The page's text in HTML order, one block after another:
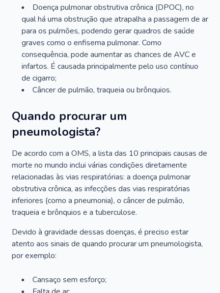
Doença pulmonar obstrutiva crônica (DPOC), no
qual há uma obstrução que atrapalha a passagem de ar
para os pulmões, podendo gerar quadros de saúde
graves como o enfisema pulmonar. Como
consequência, pode aumentar as chances de AVC e
infartos. É causada principalmente pelo uso contínuo
de cigarro;
Câncer de pulmão, traqueia ou brônquios.
Quando procurar um
pneumologista?
De acordo com a OMS, a lista das 10 principais causas de
morte no mundo inclui várias condições diretamente
relacionadas às vias respiratórias: a doença pulmonar
obstrutiva crônica, as infecções das vias respiratórias
inferiores (como a pneumonia), o câncer de pulmão,
traqueia e brônquios e a tuberculose.
Devido à gravidade dessas doenças, é preciso estar
atento aos sinais de quando procurar um pneumologista,
por exemplo:
Cansaço sem esforço;